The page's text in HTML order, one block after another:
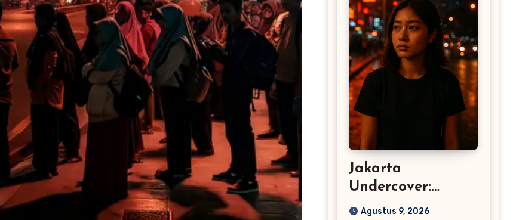
Jakarta
Undercover:
Members Only
Agustus 9, 2026